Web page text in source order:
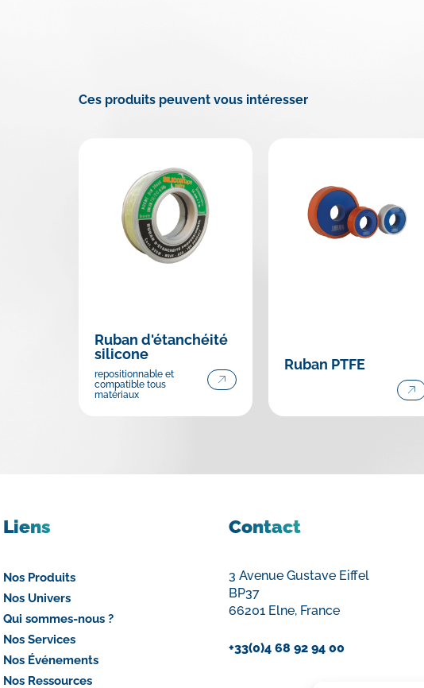
Ces produits peuvent vous intéresser
Ruban d'étanchéité
silicone
repositionnable et
compatible tous
matériaux
Ruban PTFE
Liens
Nos Produits
Nos Univers
Qui sommes-nous ?
Nos Services
Nos Événements
Nos Ressources
Contact
3 Avenue Gustave Eiffel
BP37
66201 Elne, France
+33(0)4 68 92 94 00